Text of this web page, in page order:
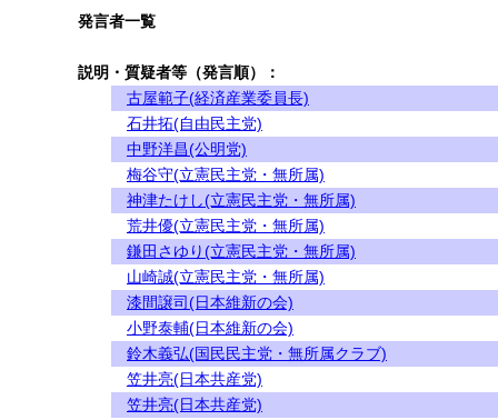
発言者一覧
説明・質疑者等（発言順）：
古屋範子(経済産業委員長)
石井拓(自由民主党)
中野洋昌(公明党)
梅谷守(立憲民主党・無所属)
神津たけし(立憲民主党・無所属)
荒井優(立憲民主党・無所属)
鎌田さゆり(立憲民主党・無所属)
山崎誠(立憲民主党・無所属)
漆間譲司(日本維新の会)
小野泰輔(日本維新の会)
鈴木義弘(国民民主党・無所属クラブ)
笠井亮(日本共産党)
笠井亮(日本共産党)